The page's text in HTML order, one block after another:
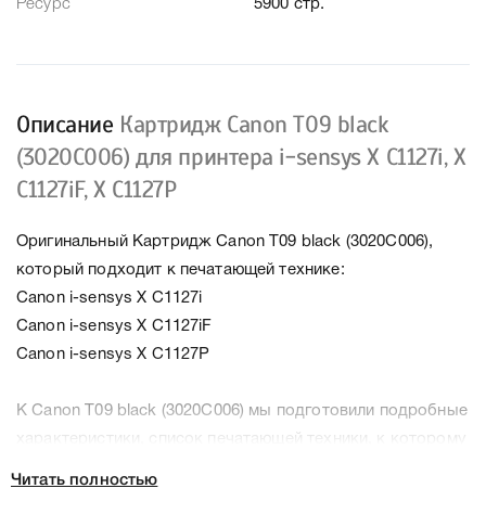
Ресурс 5900 стр.
Описание Картридж Canon T09 black
(3020C006) для принтера i-sensys X C1127i, X
C1127iF, X C1127P
Оригинальный Картридж Canon T09 black (3020C006),
который подходит к печатающей технике:
Canon i-sensys X C1127i
Canon i-sensys X C1127iF
Canon i-sensys X C1127P
К Canon T09 black (3020C006) мы подготовили подробные
характеристики, список печатающей техники, к которому
Читать полностью